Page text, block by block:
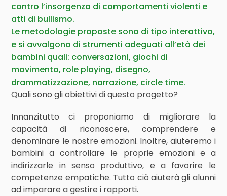
contro l’insorgenza di comportamenti violenti e
atti di bullismo.
Le metodologie proposte sono di tipo interattivo,
e si avvalgono di strumenti adeguati all’età dei
bambini quali: conversazioni, giochi di
movimento, role playing, disegno,
drammatizzazione, narrazione, circle time.
Quali sono gli obiettivi di questo progetto?
Innanzitutto ci proponiamo di migliorare la
capacità di riconoscere, comprendere e
denominare le nostre emozioni. Inoltre, aiuteremo i
bambini a controllare le proprie emozioni e a
indirizzarle in senso produttivo, e a favorire le
competenze empatiche. Tutto ciò aiuterà gli alunni
ad imparare a gestire i rapporti.